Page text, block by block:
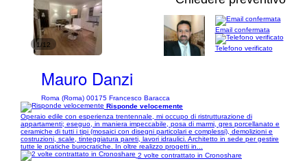
1/12
Mauro Danzi
Roma (Roma) 00175 Francesco Baracca
Email confermata
Telefono verificato
Risponde velocemente
Operaio edile con esperienza trentennale, mi occupo di ristrutturazione di
appartamenti; eseguo, in maniera impeccabile, posa di marmi, gres porcellanato e
ceramiche di tutti i tipi (mosaici con disegni particolari e complessi), demolizioni e
costruzioni, scale, tinteggiatura pareti, lavori idraulici. Architetto in sede per gestire
tutte le pratiche burocratiche. In oltre realizzo progetti in...
2 volte contrattato in Cronoshare